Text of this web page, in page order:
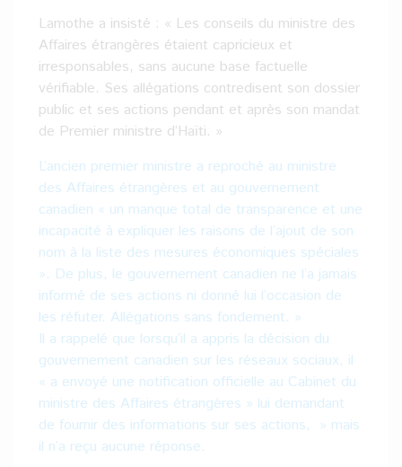
Lamothe a insisté : « Les conseils du ministre des
Affaires étrangères étaient capricieux et
irresponsables, sans aucune base factuelle
vérifiable. Ses allégations contredisent son dossier
public et ses actions pendant et après son mandat
de Premier ministre d’Haïti. »
L’ancien premier ministre a reproché au ministre
des Affaires étrangères et au gouvernement
canadien « un manque total de transparence et une
incapacité à expliquer les raisons de l’ajout de son
nom à la liste des mesures économiques spéciales
». De plus, le gouvernement canadien ne l’a jamais
informé de ses actions ni donné lui l’occasion de
les réfuter. Allégations sans fondement. »
Il a rappelé que lorsqu’il a appris la décision du
gouvernement canadien sur les réseaux sociaux, il
« a envoyé une notification officielle au Cabinet du
ministre des Affaires étrangères » lui demandant
de fournir des informations sur ses actions, » mais
il n’a reçu aucune réponse.